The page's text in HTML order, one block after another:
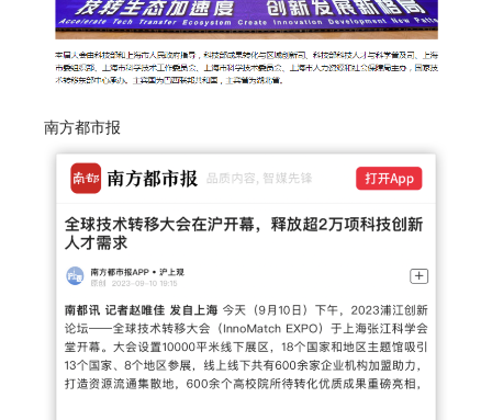
南方都市报